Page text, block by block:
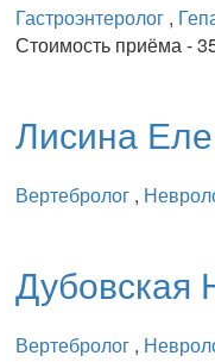
Гастроэнтеролог ,
Стоимость приёма -
Лисина
Вертебролог ,
Дубовская
Вертебролог ,